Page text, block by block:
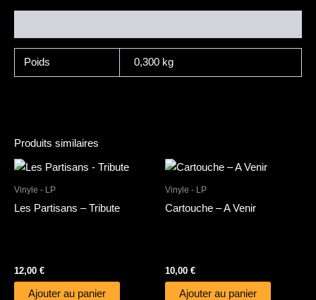
Poids 0,300 kg
Produits similaires
Vinyle - LP
Les Partisans – Tribute
12,00 €
Ajouter au panier
Vinyle - LP
Cartouche – A Venir
10,00 €
Ajouter au panier